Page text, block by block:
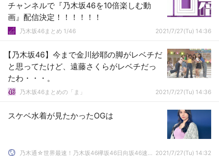
チャンネルで『乃木坂46を10倍楽しむ動
画』配信決定！！！！！！
乃木坂46まとめ 1/46 2021/7/27(Tu) 14:36
【乃木坂46】今まで金川紗耶の脚がレベチだ
と思ってたけど、遠藤さくらがレベチだっ
たわ・・・。
乃木坂46まとめの「ま」 2021/7/27(Tu) 14:36
スケベ水着が見たかったOGは
乃木通☆世界最速！乃木坂46欅坂46日向坂46速報まとめ 2021/7/27(Tu) 14:32